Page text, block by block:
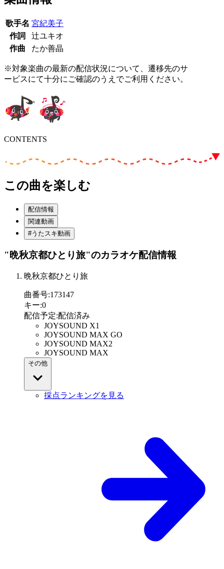
歌手名 宮紀美子
作詞
辻ユキオ
作曲
たか善晶
※対象楽曲の最新の配信状況について、遷移先のサ
ービスにて十分にご確認のうえでご利用ください。
CONTENTS
この曲を楽しむ
配信情報
関連動画
#うたスキ動画
"晩秋京都ひとり旅"のカラオケ配信情報
晩秋京都ひとり旅
曲番号:173147
キー:0
配信予定:配信済み
JOYSOUND X1
JOYSOUND MAX GO
JOYSOUND MAX2
JOYSOUND MAX
その他
採点ランキングを見る